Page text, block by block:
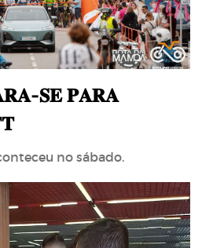
𝐒𝐄 𝐏𝐀𝐑𝐀
no sábado.